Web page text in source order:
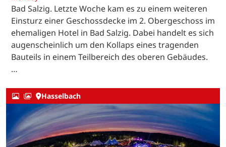
Bad Salzig. Letzte Woche kam es zu einem weiteren
Einsturz einer Geschossdecke im 2. Obergeschoss im
ehemaligen Hotel in Bad Salzig. Dabei handelt es sich
augenscheinlich um den Kollaps eines tragenden
Bauteils in einem Teilbereich des oberen Gebäudes.
…
Hasselbach